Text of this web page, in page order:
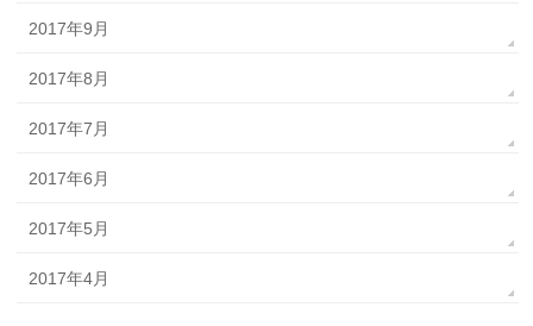
2017年9月
2017年8月
2017年7月
2017年6月
2017年5月
2017年4月